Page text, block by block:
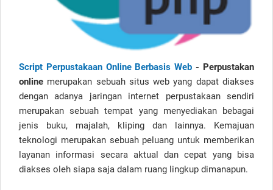
Script Perpustakaan Online Berbasis Web - Perpustakan
online merupakan sebuah situs web yang dapat diakses
dengan adanya jaringan internet perpustakaan sendiri
merupakan sebuah tempat yang menyediakan bebagai
jenis buku, majalah, kliping dan lainnya. Kemajuan
teknologi merupakan sebuah peluang untuk memberikan
layanan informasi secara aktual dan cepat yang bisa
diakses oleh siapa saja dalam ruang lingkup dimanapun.